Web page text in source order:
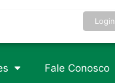
Login
Fale Conosco